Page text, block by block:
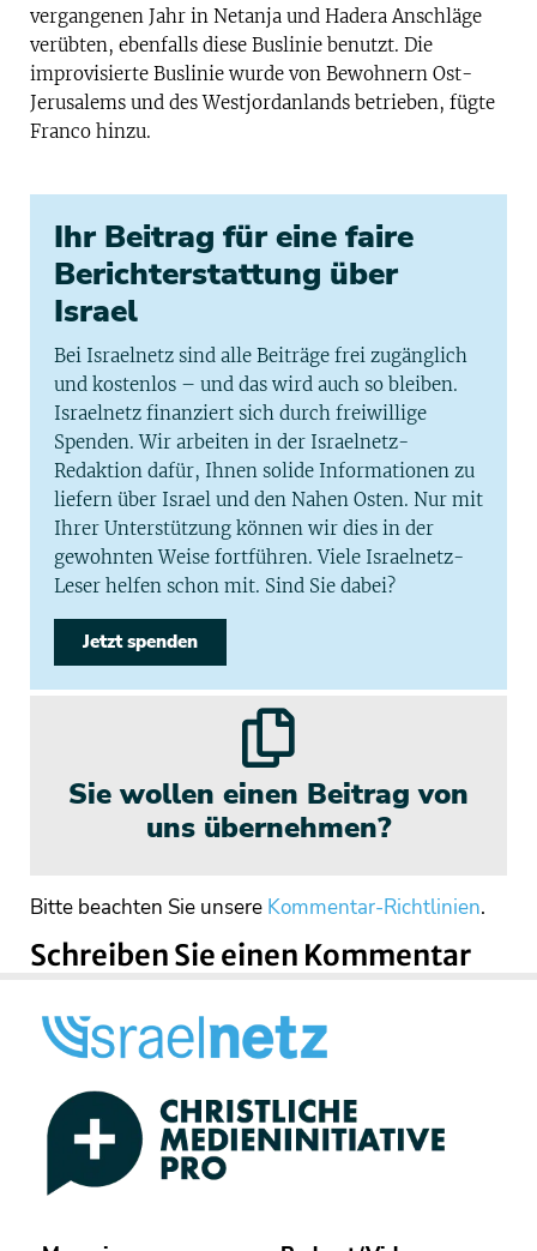
vergangenen Jahr in Netanja und Hadera Anschläge
verübten, ebenfalls diese Buslinie benutzt. Die
improvisierte Buslinie wurde von Bewohnern Ost-
Jerusalems und des Westjordanlands betrieben, fügte
Franco hinzu.
Ihr Beitrag für eine faire
Berichterstattung über
Israel
Bei Israelnetz sind alle Beiträge frei zugänglich
und kostenlos – und das wird auch so bleiben.
Israelnetz finanziert sich durch freiwillige
Spenden. Wir arbeiten in der Israelnetz-
Redaktion dafür, Ihnen solide Informationen zu
liefern über Israel und den Nahen Osten. Nur mit
Ihrer Unterstützung können wir dies in der
gewohnten Weise fortführen. Viele Israelnetz-
Leser helfen schon mit. Sind Sie dabei?
Jetzt spenden
Sie wollen einen Beitrag von
uns übernehmen?
Bitte beachten Sie unsere Kommentar-Richtlinien.
Schreiben Sie einen Kommentar